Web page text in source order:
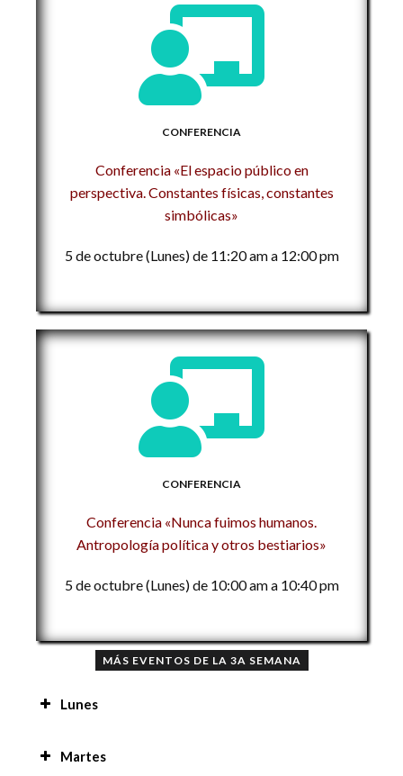
CONFERENCIA
Conferencia «El espacio público en
perspectiva. Constantes físicas, constantes
simbólicas»
5 de octubre (Lunes) de 11:20 am a 12:00 pm
CONFERENCIA
Conferencia «Nunca fuimos humanos.
Antropología política y otros bestiarios»
5 de octubre (Lunes) de 10:00 am a 10:40 pm
MÁS EVENTOS DE LA 3A SEMANA
Lunes
de las Ciencias Sociales 9:00 am
Martes